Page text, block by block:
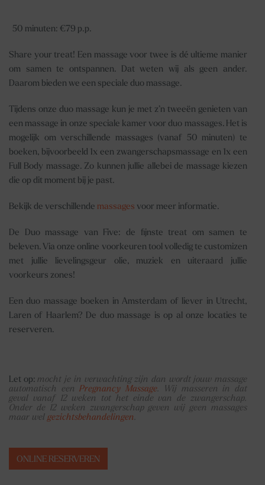
50 minuten: €79 p.p.
Share your treat! Een massage voor twee is dé ultieme manier
om samen te ontspannen. Dat weten wij als geen ander.
Daarom bieden we een speciale duo massage.
Tijdens onze duo massage kun je met z’n tweeën genieten van
een massage in onze speciale kamer voor duo massages. Het is
mogelijk om verschillende massages (vanaf 50 minuten) te
boeken, bijvoorbeeld 1x een zwangerschapsmassage en 1x een
Full Body massage. Zo kunnen jullie allebei de massage kiezen
die op dit moment bij je past.
Bekijk de verschillende massages voor meer informatie.
De Duo massage van Five: de fijnste treat om samen te
beleven. Via onze online voorkeuren tool volledig te customizen
met jullie lievelingsgeur olie, muziek en uiteraard jullie
voorkeurs zones!
Een duo massage boeken in Amsterdam of liever in Utrecht,
Laren of Haarlem? De duo massage is op al onze locaties te
reserveren.
Let op:mocht je in verwachting zijn dan wordt jouw massage
automatisch eenPregnancy Massage . Wij masseren in dat
geval vanaf 12 weken tot het einde van de zwangerschap.
Onder de 12 weken zwangerschap geven wij geen massages
maar wel gezichtsbehandelingen
ONLINE RESERVEREN